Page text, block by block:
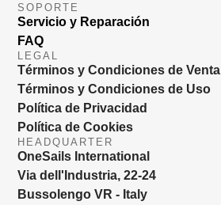
SOPORTE
Servicio y Reparación
FAQ
LEGAL
Términos y Condiciones de Venta
Términos y Condiciones de Uso
Política de Privacidad
Política de Cookies
HEADQUARTER
OneSails International
Via dell'Industria, 22-24
Bussolengo VR - Italy